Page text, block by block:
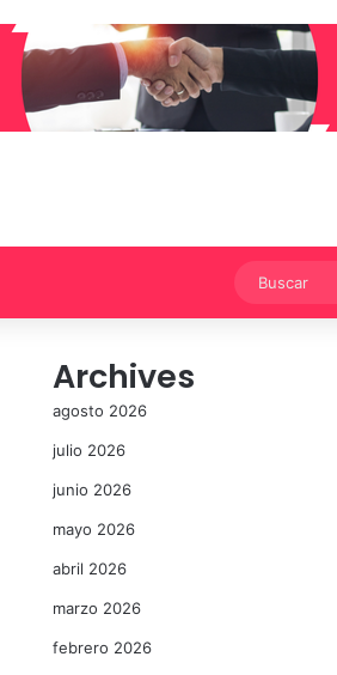
Archives
agosto 2026
julio 2026
junio 2026
mayo 2026
abril 2026
marzo 2026
febrero 2026